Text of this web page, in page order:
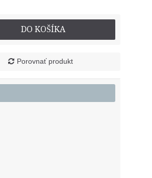
DO KOŠÍKA
Porovnať produkt